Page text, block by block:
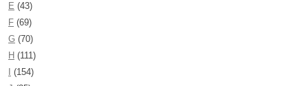
E (43)
F (69)
G (70)
H (111)
(154)